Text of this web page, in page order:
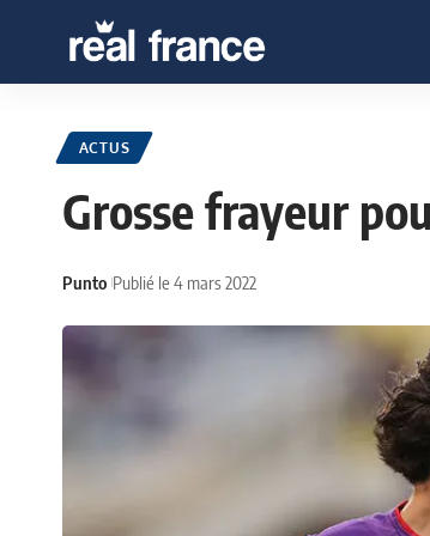
ACTUS
Grosse frayeur
Punto Publié le 4 mars 2022